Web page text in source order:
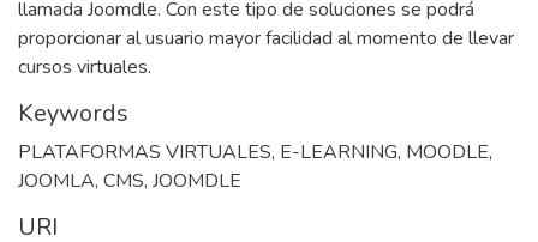
llamada Joomdle. Con este tipo de soluciones se podrá
proporcionar al usuario mayor facilidad al momento de llevar
cursos virtuales.
Keywords
PLATAFORMAS VIRTUALES, E-LEARNING, MOODLE,
JOOMLA, CMS, JOOMDLE
URI